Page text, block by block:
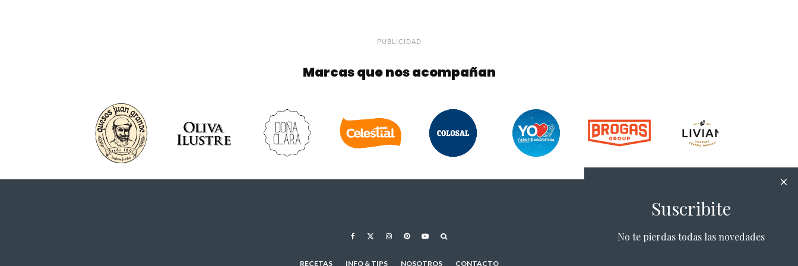
PUBLICIDAD
Marcas que nos acompañan
RECETAS INFO & TIPS NOSOTROS CONTACTO
Suscribite
No te pierdas todas las novedades